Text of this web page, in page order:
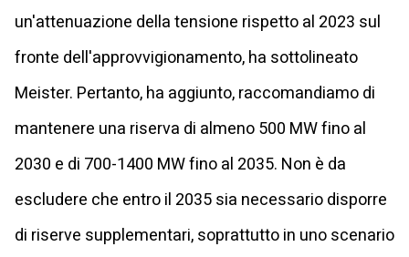
un'attenuazione della tensione rispetto al 2023 sul
fronte dell'approvvigionamento, ha sottolineato
Meister. Pertanto, ha aggiunto, raccomandiamo di
mantenere una riserva di almeno 500 MW fino al
2030 e di 700-1400 MW fino al 2035. Non è da
escludere che entro il 2035 sia necessario disporre
di riserve supplementari, soprattutto in uno scenario